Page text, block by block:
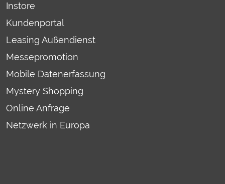
Instore
Kundenportal
Leasing Außendienst
Messepromotion
Mobile Datenerfassung
Mystery Shopping
Online Anfrage
Netzwerk in Europa